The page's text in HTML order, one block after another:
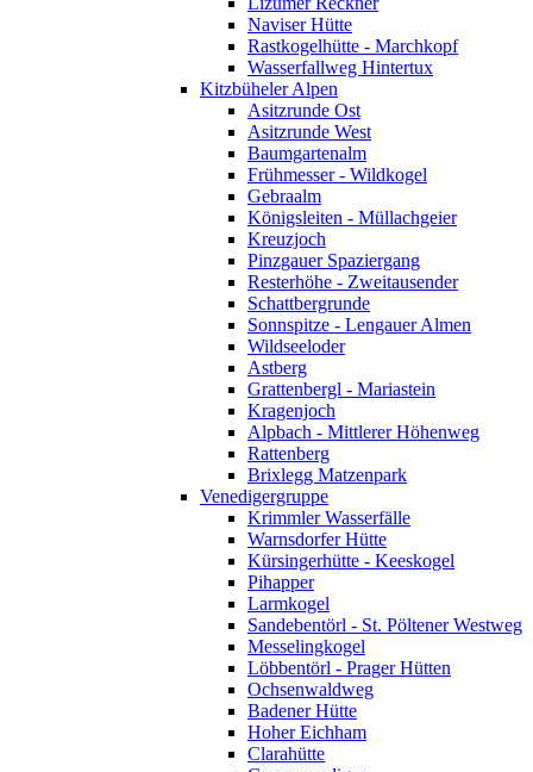
Naviser Hütte
Rastkogelhütte - Marchkopf
Wasserfallweg Hintertux
Kitzbüheler Alpen
Asitzrunde Ost
Asitzrunde West
Baumgartenalm
Frühmesser - Wildkogel
Gebraalm
Königsleiten - Müllachgeier
Kreuzjoch
Pinzgauer Spaziergang
Resterhöhe - Zweitausender
Schattbergrunde
Sonnspitze - Lengauer Almen
Wildseeloder
Astberg
Grattenbergl - Mariastein
Kragenjoch
Alpbach - Mittlerer Höhenweg
Rattenberg
Brixlegg Matzenpark
Venedigergruppe
Krimmler Wasserfälle
Warnsdorfer Hütte
Kürsingerhütte - Keeskogel
Pihapper
Larmkogel
Sandebentörl - St. Pöltener Westweg
Messelingkogel
Löbbentörl - Prager Hütten
Ochsenwaldweg
Badener Hütte
Hoher Eichham
Clarahütte